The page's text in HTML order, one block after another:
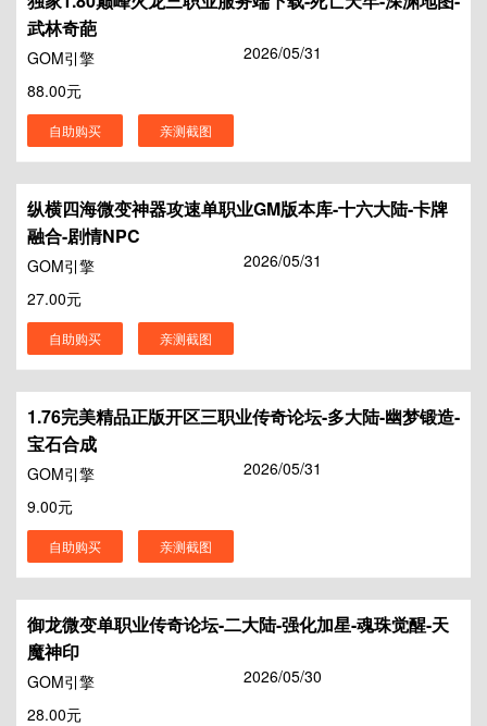
武林奇葩
GOM引擎
2026/05/31
88.00元
自助购买 亲测截图
纵横四海微变神器攻速单职业GM版本库-十六大陆-卡牌
融合-剧情NPC
GOM引擎
2026/05/31
27.00元
自助购买 亲测截图
1.76完美精品正版开区三职业传奇论坛-多大陆-幽梦锻造-
宝石合成
GOM引擎
2026/05/31
9.00元
自助购买 亲测截图
御龙微变单职业传奇论坛-二大陆-强化加星-魂珠觉醒-天
魔神印
GOM引擎
2026/05/30
28.00元